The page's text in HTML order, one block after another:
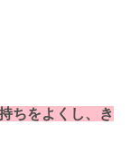
ちをよくし、き